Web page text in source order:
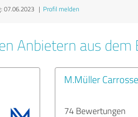
07.06.2023 | Profil melden
Anbietern aus dem
M.Müller
74 Bewertungen